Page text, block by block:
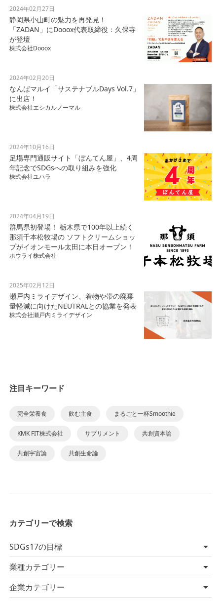
2024年02月27日
静岡県小山町の魅力を再発見！
「ZADAN」にDooox代表取締役：久保寺
が登壇
株式会社Dooox
2024年02月20日
なんばマルイ「サステナブルDays Vol.7」
に出店！
株式会社エシカルノーマル
2024年10月16日
足場専門通販サイト「ぼんてん屋」、4周
年記念でSDGsへの取り組みを強化
株式会社ユハラ
2024年04月19日
群馬県初登場！ 栃木県で100年以上続く
那須千本松牧場の ソフトクリームショッ
プがイオンモール太田に本日オープン！
ホウライ株式会社
2025年02月12日
瀬戸内ミライデザイン、着物や帯の廃棄
量軽減に向けたNEUTRALとの協業を発表
株式会社瀬戸内ミライデザイン
注目キーワード
完全栄養食 飲む主食 まるごと一杯Smoothie
KMK FIT株式会社 サプリメント 共創資本論
共創宇宙論 共創生命論
カテゴリーで検索
SDGs17の目標
業種カテゴリー
企業カテゴリー